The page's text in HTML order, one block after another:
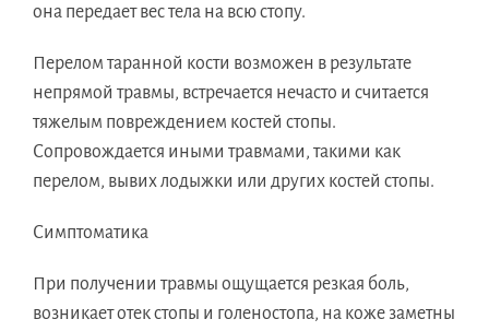
она передает вес тела на всю стопу.
Перелом таранной кости возможен в результате
непрямой травмы, встречается нечасто и считается
тяжелым повреждением костей стопы.
Сопровождается иными травмами, такими как
перелом, вывих лодыжки или других костей стопы.
Симптоматика
При получении травмы ощущается резкая боль,
возникает отек стопы и голеностопа, на коже заметны